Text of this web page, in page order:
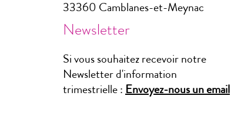
33360 Camblanes-et-Meynac
Newsletter
Si vous souhaitez recevoir notre
Newsletter d'information
trimestrielle : Envoyez-nous un email